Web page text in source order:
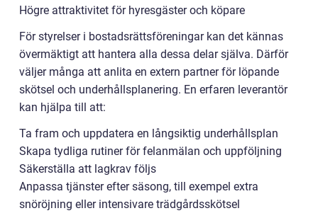
Högre attraktivitet för hyresgäster och köpare
För styrelser i bostadsrättsföreningar kan det kännas
övermäktigt att hantera alla dessa delar själva. Därför
väljer många att anlita en extern partner för löpande
skötsel och underhållsplanering. En erfaren leverantör
kan hjälpa till att:
Ta fram och uppdatera en långsiktig underhållsplan
Skapa tydliga rutiner för felanmälan och uppföljning
Säkerställa att lagkrav följs
Anpassa tjänster efter säsong, till exempel extra
snöröjning eller intensivare trädgårdsskötsel